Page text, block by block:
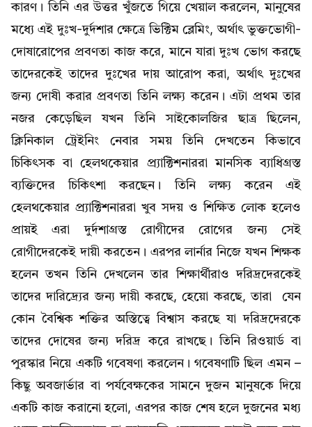
কারণ। তিনি এর উত্তর খুঁজতে গিয়ে খেয়াল করলেন, মানুষের
মধ্যে এই দুঃখ-দুর্দশার ক্ষেত্রে ভিক্টিম ব্লেমিং, অর্থাৎ ভুক্তভোগী-
দোষারোপের প্রবণতা কাজ করে, মানে যারা দুঃখ ভোগ করছে
তাদেরকেই তাদের দুঃখের দায় আরোপ করা, অর্থাৎ দুঃখের
জন্য দোষী করার প্রবণতা তিনি লক্ষ্য করেন। এটা প্রথম তার
নজর কেড়েছিল যখন তিনি সাইকোলজির ছাত্র ছিলেন,
ক্লিনিকাল ট্রেইনিং নেবার সময় তিনি দেখতেন কিভাবে
চিকিৎসক বা হেলথকেয়ার প্র্যাক্টিশনাররা মানসিক ব্যাধিগ্রস্ত
ব্যক্তিদের চিকিৎশা করছেন। তিনি লক্ষ্য করেন এই
হেলথকেয়ার প্র্যাক্টিশনাররা খুব সদয় ও শিক্ষিত লোক হলেও
প্রায়ই এরা দুর্দশাগ্রস্ত রোগীদের রোগের জন্য সেই
রোগীদেরকেই দায়ী করতেন। এরপর লার্নার নিজে যখন শিক্ষক
হলেন তখন তিনি দেখলেন তার শিক্ষার্থীরাও দরিদ্রদেরকেই
তাদের দারিদ্র্যের জন্য দায়ী করছে, হেয়ো করছে, তারা যেন
কোন বৈশ্বিক শক্তির অস্তিত্বে বিশ্বাস করছে যা দরিদ্রদেরকে
তাদের দোষের জন্য দরিদ্র করে রাখছে। তিনি রিওয়ার্ড বা
পুরস্কার নিয়ে একটি গবেষণা করলেন। গবেষণাটি ছিল এমন –
কিছু অবজার্ভার বা পর্যবেক্ষকের সামনে দুজন মানুষকে দিয়ে
একটি কাজ করানো হলো, এরপর কাজ শেষ হলে দুজনের মধ্য